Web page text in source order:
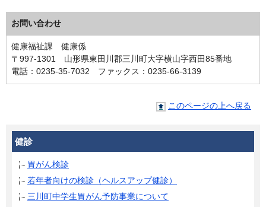
お問い合わせ
健康福祉課 健康係
〒997-1301 山形県東田川郡三川町大字横山字西田85番地
電話：0235-35-7032 ファックス：0235-66-3139
このページの上へ戻る
健診
胃がん検診
若年者向けの検診（ヘルスアップ健診）
三川町中学生胃がん予防事業について